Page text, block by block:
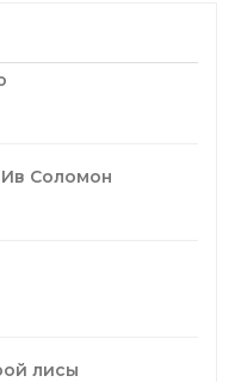
Соломон
лисы